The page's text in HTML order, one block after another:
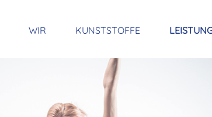
WIR KUNSTSTOFFE